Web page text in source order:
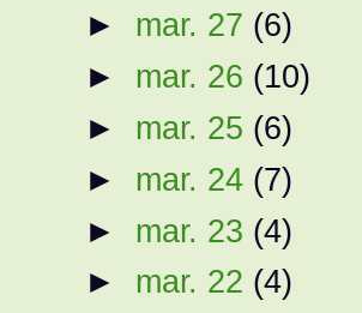
► mar. 27 (6)
► mar. 26 (10)
► mar. 25 (6)
► mar. 24 (7)
► mar. 23 (4)
► mar. 22 (4)